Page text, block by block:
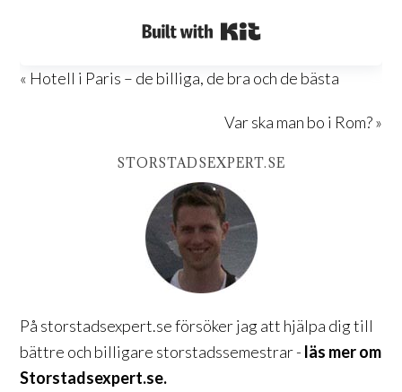
« Hotell i Paris – de billiga, de bra och de bästa
Var ska man bo i Rom? »
STORSTADSEXPERT.SE
På storstadsexpert.se försöker jag att hjälpa dig till
bättre och billigare storstadssemestrar - läs mer om
Storstadsexpert.se.